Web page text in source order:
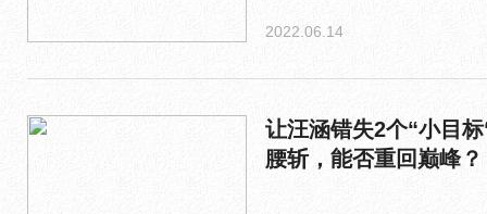
2022.06.14
让汪涵错失2个“小目
腰斩，能否重回巅峰？